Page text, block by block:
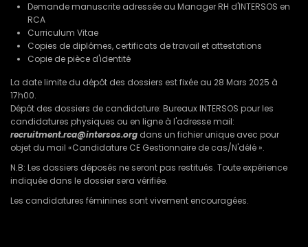
Demande manuscrite adressée au Manager RH d'INTERSOS en
RCA
Curriculum Vitae
Copies de diplômes, certificats de travail et attestations
Copie de pièce d'identité
La date limite du dépôt des dossiers est fixée au 28 Mars 2025 à
17h00.
Dépôt des dossiers de candidature: Bureaux INTERSOS pour les
candidatures physiques ou en ligne à l'adresse mail:
recruitment.rca@intersos.org dans un fichier unique avec pour
objet du mail «Candidature CE Gestionnaire de cas/N'délé ».
N.B: Les dossiers déposés ne seront pas restitués. Toute expérience
indiquée dans le dossier sera vérifiée.
Les candidatures féminines sont vivement encouragées.